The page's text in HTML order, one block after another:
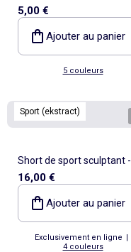
5,00 €
Ajouter au panier
5 couleurs
Sport (ekstract)
Short de sport sculptant -
(ekstract)
16,00 €
Ajouter au panier
Exclusivement en ligne |
4 couleurs